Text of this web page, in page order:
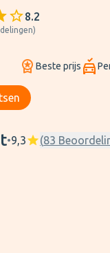
8.2
)
Beste prijs
•9,3 (83